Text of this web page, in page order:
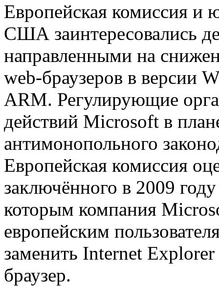
Европейская комиссия и
США заинтересовались
направленными на
web-браузеров в версии
ARM. Регулирующие
действий Microsoft в
антимонопольного
Европейская комиссия
заключённого в 2009
которым компания
европейским
заменить Internet
браузер.